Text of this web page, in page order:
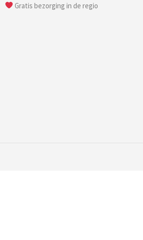
Gratis bezorging in de regio